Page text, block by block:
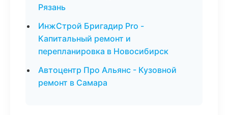
Рязань
ИнжСтрой Бригадир Pro -
Капитальный ремонт и
перепланировка в Новосибирск
Автоцентр Про Альянс - Кузовной
ремонт в Самара